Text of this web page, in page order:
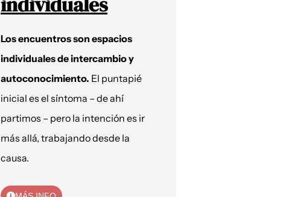
Los encuentros son espacios
individuales de intercambio y
autoconocimiento. El puntapié
inicial es el síntoma – de ahí
partimos – pero la intención es ir
más allá, trabajando desde la
causa.